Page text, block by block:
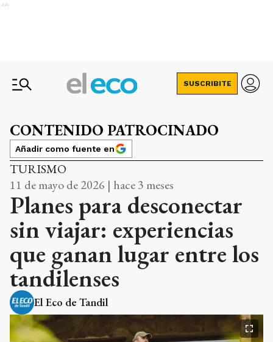
Ads
SUSCRIBITE
CONTENIDO PATROCINADO
Añadir como fuente en
TURISMO
11 de mayo de 2026 | hace 3 meses
Planes para desconectar
sin viajar: experiencias
que ganan lugar entre los
tandilenses
El Eco de Tandil